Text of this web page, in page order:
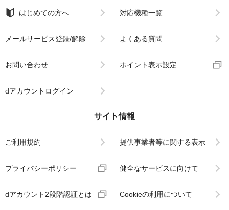
はじめての方へ 対応機種一覧
メールサービス登録/解除 よくある質問
お問い合わせ ポイント表示設定
dアカウントログイン
サイト情報
ご利用規約 提供事業者等に関する表示
プライバシーポリシー 健全なサービスに向けて
dアカウント2段階認証とは Cookieの利用について